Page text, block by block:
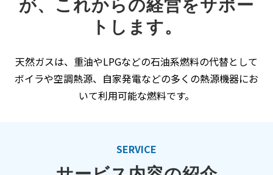
が、これからの経営をサポー
トします。
天然ガスは、重油やLPGなどの石油系燃料の代替として
ボイラや空調熱源、自家発電などの多くの熱源機器にお
いて利用可能な燃料です。
SERVICE